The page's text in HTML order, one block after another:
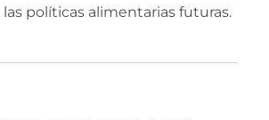
políticas alimentarias futuras.